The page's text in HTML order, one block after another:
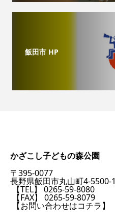
飯田市 HP
かざこし子どもの森公園
〒395-0077
長野県飯田市丸山町4-5500-1
【TEL】 0265-59-8080
【FAX】 0265-59-8079
【お問い合わせはコチラ】